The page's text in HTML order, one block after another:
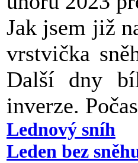
Jak jsem již
vrstvička
Další dny
inverze.
Lednový sníh
Leden bez